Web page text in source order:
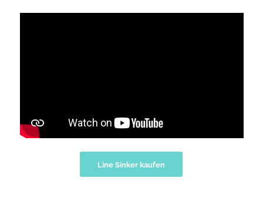
Line Sinker kaufen